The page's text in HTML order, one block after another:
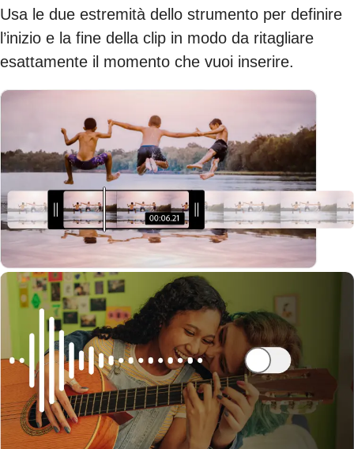
Usa le due estremità dello strumento per definire
l’inizio e la fine della clip in modo da ritagliare
esattamente il momento che vuoi inserire.